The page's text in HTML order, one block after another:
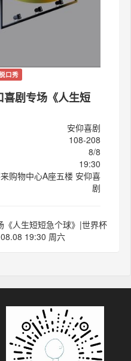
口秀
剧专场《人生短
安仰喜剧
108-208
8/8
19:30
购物中心A座五楼 安仰喜
剧
《人生短短急个球》|世界杯
19:30 周六